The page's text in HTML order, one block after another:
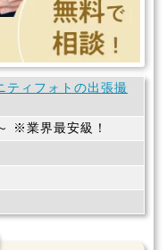
ティフォトの出張撮
※業界最安級！